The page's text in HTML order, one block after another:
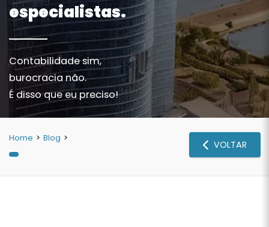
especialistas.
Contabilidade sim,
burocracia não.
É disso que eu preciso!
Home > Blog >
VOLTAR